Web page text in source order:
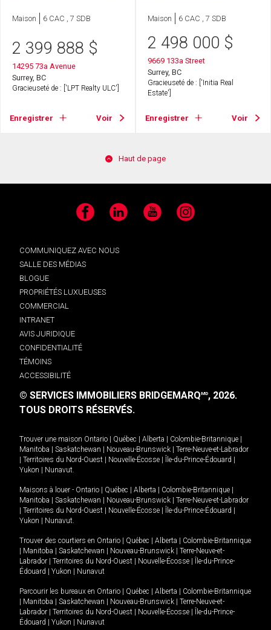
Maison 6 CAC , 7 SDB
2 399 888 $
14295 73a Avenue
Surrey, BC
Gracieuseté de : ['LPT Realty ULC']
Enregistrer Voir
Maison 6 CAC , 7 SDB
2 498 000 $
9669 133a Street
Surrey, BC
Gracieuseté de : ['Initia Real
Estate']
Enregistrer Voir
Haut de page
Facebook LinkedIn YouTube Instagram
COMMUNIQUEZ AVEC NOUS
SALLE DES MÉDIAS
BLOGUE
PROPRIÉTÉS LUXUEUSES
COMMERCIAL
INTRANET
AVIS JURIDIQUE
CONFIDENTIALITÉ
TÉMOINS
ACCESSIBILITÉ
© SERVICES IMMOBILIERS BRIDGEMARQMD, 2026.
TOUS DROITS RÉSERVÉS.
Trouver une maison Ontario Québec Alberta Colombie-Britannique
Manitoba
Saskatchewan Nouveau-Brunswick
Terre-Neuve-et-Labrador
Territoires du Nord-Ouest Nouvelle-Écosse Île-du-Prince-Édouard
Yukon
Nunavut.
Maisons à louer - Ontario Québec Alberta Colombie-Britannique
Manitoba
Saskatchewan Nouveau-Brunswick
Terre-Neuve-et-Labrador
Territoires du Nord-Ouest Nouvelle-Écosse Île-du-Prince-Édouard
Yukon
Nunavut.
Trouver des courtiers en Ontario Québec Alberta
Colombie-Britannique
Manitoba Saskatchewan Nouveau-Brunswick
Terre-Neuve-et-
Labrador
Territoires du Nord-Ouest Nouvelle-Écosse
Île-du-Prince-
Édouard
Yukon Nunavut
Parcourir les bureaux en Ontario Québec Alberta
Colombie-Britannique
Manitoba Saskatchewan Nouveau-Brunswick
Terre-Neuve-et-
Labrador
Territoires du Nord-Ouest Nouvelle-Écosse
Île-du-Prince-
Édouard
Yukon Nunavut